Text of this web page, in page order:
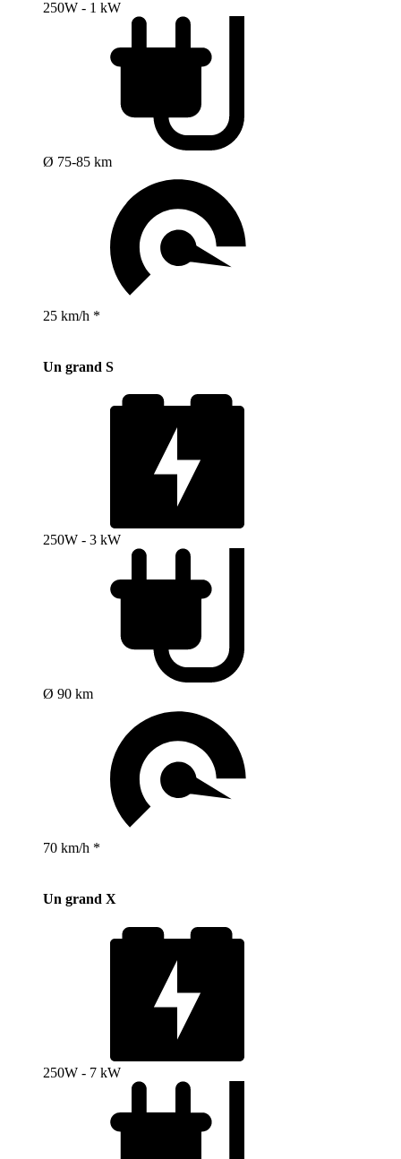
250W - 1 kW
Ø 75-85 km
25 km/h *
Un grand S
250W - 3 kW
Ø 90 km
70 km/h *
Un grand X
250W - 7 kW